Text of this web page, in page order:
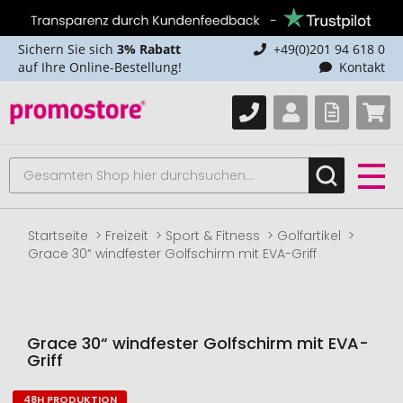
Sichern Sie sich 3% Rabatt
auf Ihre Online-Bestellung!
+49(0)201 94 618 0
Kontakt
Startseite Freizeit Sport & Fitness
Golfartikel
Grace 30“ windfester Golfschirm mit EVA-Griff
Grace 30“ windfester Golfschirm mit EVA-
Griff
48H PRODUKTION